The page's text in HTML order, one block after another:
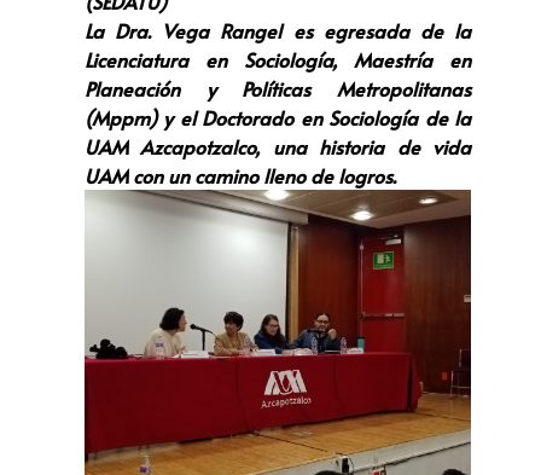
La Dra. Vega Rangel es egresada de la
Licenciatura en Sociología, Maestría en
Planeación y Políticas Metropolitanas
(Mppm) y el Doctorado en Sociología de la
UAM Azcapotzalco, una historia de vida
UAM con un camino lleno de logros.